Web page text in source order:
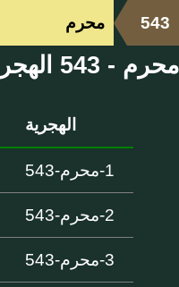
543 محرم
محرم - 543 الهجرية
الهجرية
1-محرم-543
2-محرم-543
3-محرم-543